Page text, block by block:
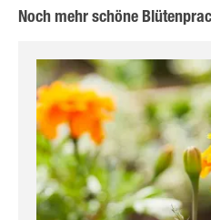
Noch mehr schöne